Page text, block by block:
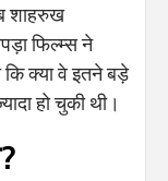
शाहरुख
फिल्म्स ने
कि क्या वे इतने बड़े
हो चुकी थी।